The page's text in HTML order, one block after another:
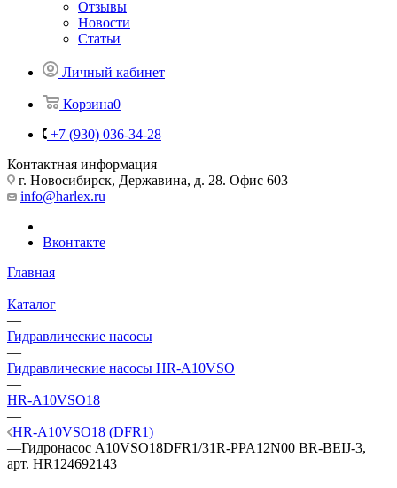
Отзывы
Новости
Статьи
Личный кабинет
Корзина0
+7 (930) 036-34-28
Контактная информация
г. Новосибирск, Державина, д. 28. Офис 603
info@harlex.ru
Вконтакте
Главная
—
Каталог
—
Гидравлические насосы
—
Гидравлические насосы HR-A10VSO
—
HR-A10VSO18
—
HR-A10VSO18 (DFR1)
—Гидронасос A10VSO18DFR1/31R-PPA12N00 BR-BEIJ-3,
арт. HR124692143